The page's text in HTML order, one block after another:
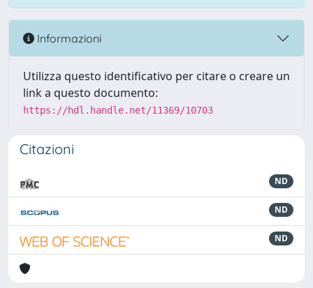
Informazioni
Utilizza questo identificativo per citare o creare un
link a questo documento:
https://hdl.handle.net/11369/10703
Citazioni
ND
ND
ND